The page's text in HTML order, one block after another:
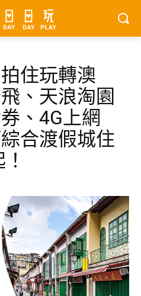
住玩轉澳
、天浪淘園
、4G上網
合渡假城住